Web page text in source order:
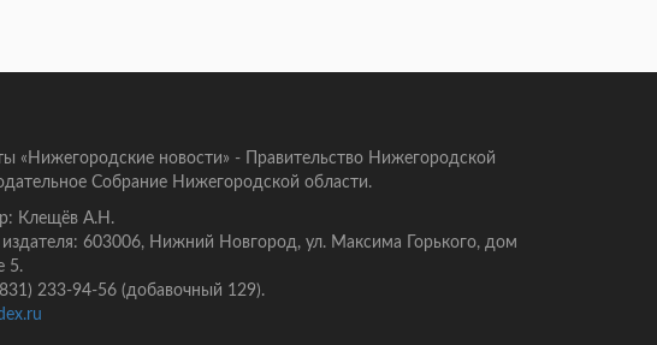
«Нижегородские новости» - Правительство Нижегородской
Собрание Нижегородской области.
Клещёв А.Н.
603006, Нижний Новгород, ул. Максима Горького, дом
5.
233-94-56 (добавочный 129).